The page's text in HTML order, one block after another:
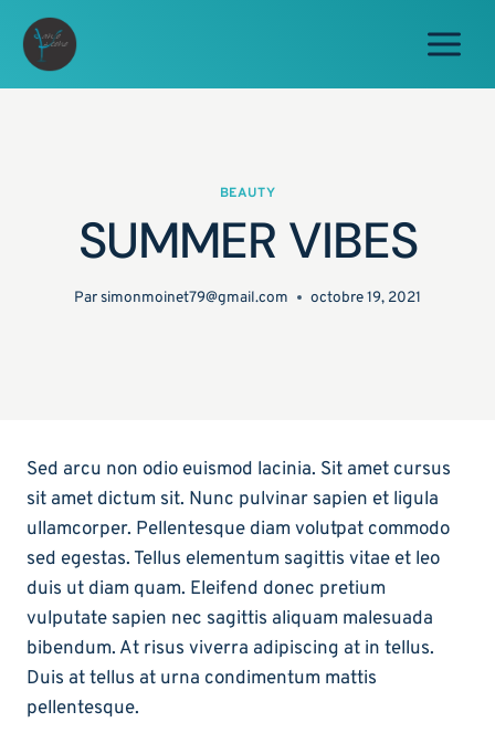
contenu
BEAUTY
SUMMER VIBES
Parsimonmoinet79@gmail.com octobre 19, 2021
Sed arcu non odio euismod lacinia. Sit amet cursus
sit amet dictum sit. Nunc pulvinar sapien et ligula
ullamcorper. Pellentesque diam volutpat commodo
sed egestas. Tellus elementum sagittis vitae et leo
duis ut diam quam. Eleifend donec pretium
vulputate sapien nec sagittis aliquam malesuada
bibendum. At risus viverra adipiscing at in tellus.
Duis at tellus at urna condimentum mattis
pellentesque.